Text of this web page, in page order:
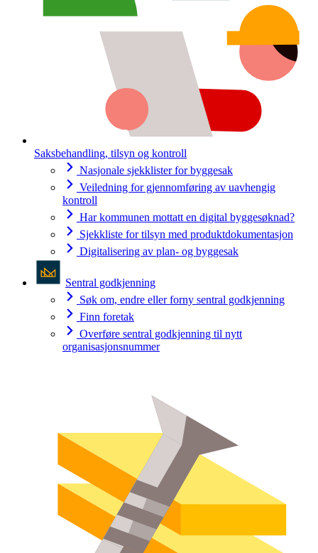
Saksbehandling, tilsyn og kontroll
Nasjonale sjekklister for byggesak
Veiledning for gjennomføring av uavhengig
kontroll
Har kommunen mottatt en digital byggesøknad?
Sjekkliste for tilsyn med produktdokumentasjon
Digitalisering av plan- og byggesak
Sentral godkjenning
Søk om, endre eller forny sentral godkjenning
Finn foretak
Overføre sentral godkjenning til nytt
organisasjonsnummer